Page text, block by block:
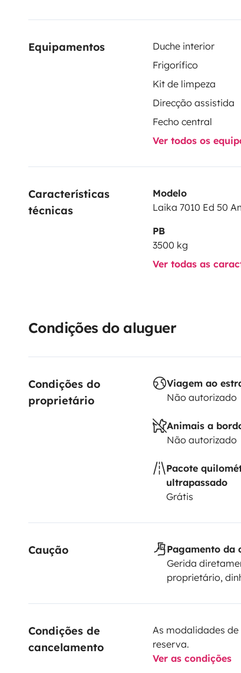
Equipamentos Duche interior
Frigorífico
Kit de limpeza
Direcção assistida
Fecho central
Ver todos os
Características
técnicas
Modelo
Laika 7010 Ed 50
PB
3500 kg
Ver todas as
Condições do aluguer
Condições do
proprietário
Viagem ao
Não autorizado
Animais a
Não autorizado
Pacote
ultrapassado
Grátis
Caução
Pagamento da
Gerida
proprietário,
Condições de
cancelamento
As modalidades
reserva.
Ver as condições